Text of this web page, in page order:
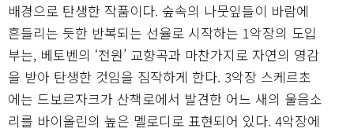
배경으로 탄생한 작품이다. 숲속의 나뭇잎들이 바람에
흔들리는 듯한 반복되는 선율로 시작하는 1악장의 도입
부는, 베토벤의 ‘전원’ 교향곡과 마찬가지로 자연의 영감
을 받아 탄생한 것임을 짐작하게 한다. 3악장 스케르초
에는 드보르자크가 산책로에서 발견한 어느 새의 울음소
리를 바이올린의 높은 멜로디로 표현되어 있다. 4악장에